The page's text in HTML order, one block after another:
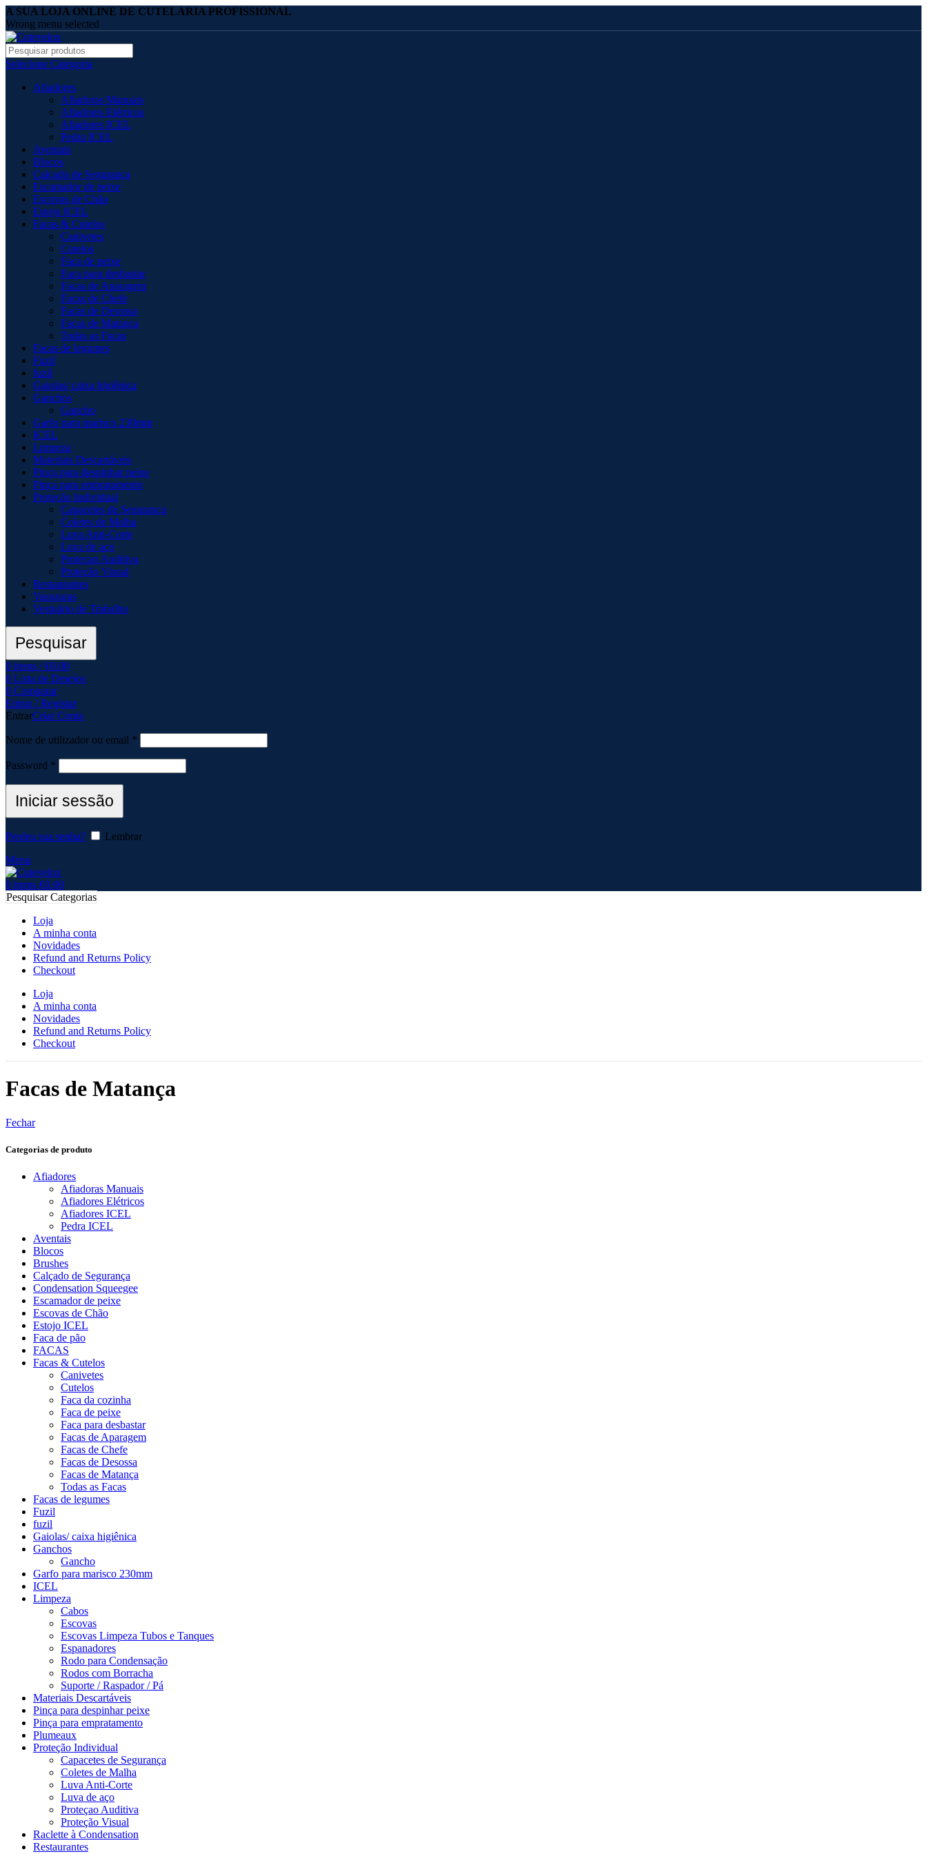
A SUA LOJA ONLINE DE CUTELARIA PROFISSIONAL
Wrong menu selected
Selecione Categoria
Afiadores
Afiadoras Manuais
Afiadores Elétricos
Afiadores ICEL
Pedra ICEL
Aventais
Blocos
Calçado de Segurança
Escamador de peixe
Escovas de Chão
Estojo ICEL
Facas & Cutelos
Canivetes
Cutelos
Faca de peixe
Faca para desbastar
Facas de Aparagem
Facas de Chefe
Facas de Desossa
Facas de Matança
Todas as Facas
Facas de legumes
Fuzil
fuzil
Gaiolas/ caixa higiênica
Ganchos
Gancho
Garfo para marisco 230mm
ICEL
Limpeza
Materiais Descartáveis
Pinça para despinhar peixe
Pinça para empratamento
Proteção Individual
Capacetes de Segurança
Coletes de Malha
Luva Anti-Corte
Luva de aço
Proteçao Auditiva
Proteção Visual
Restaurantes
Vassouras
Vestuário de Trabalho
Pesquisar
0 items / €0.00
0 Lista de Desejos
0 Comparar
Entrar / Registar
EntrarCriar Conta
Nome de utilizador ou email *
Password *
Iniciar sessão
Perdeu sua senha?
Lembrar
Menu
0 items €0.00
Pesquisar Categorias
Loja
A minha conta
Novidades
Refund and Returns Policy
Checkout
Loja
A minha conta
Novidades
Refund and Returns Policy
Checkout
Facas de Matança
Fechar
Categorias de produto
Afiadores
Afiadoras Manuais
Afiadores Elétricos
Afiadores ICEL
Pedra ICEL
Aventais
Blocos
Brushes
Calçado de Segurança
Condensation Squeegee
Escamador de peixe
Escovas de Chão
Estojo ICEL
Faca de pão
FACAS
Facas & Cutelos
Canivetes
Cutelos
Faca da cozinha
Faca de peixe
Faca para desbastar
Facas de Aparagem
Facas de Chefe
Facas de Desossa
Facas de Matança
Todas as Facas
Facas de legumes
Fuzil
fuzil
Gaiolas/ caixa higiênica
Ganchos
Gancho
Garfo para marisco 230mm
ICEL
Limpeza
Cabos
Escovas
Escovas Limpeza Tubos e Tanques
Espanadores
Rodo para Condensação
Rodos com Borracha
Suporte / Raspador / Pá
Materiais Descartáveis
Pinça para despinhar peixe
Pinça para empratamento
Plumeaux
Proteção Individual
Capacetes de Segurança
Coletes de Malha
Luva Anti-Corte
Luva de aço
Proteçao Auditiva
Proteção Visual
Raclette à Condensation
Restaurantes